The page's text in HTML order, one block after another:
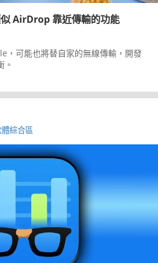
AirDrop 靠近傳輸的功能
，可能也將替自家的無線傳輸，開發
綜合區